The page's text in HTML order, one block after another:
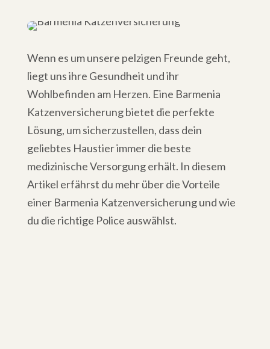
Wenn es um unsere pelzigen Freunde geht,
liegt uns ihre Gesundheit und ihr
Wohlbefinden am Herzen. Eine Barmenia
Katzenversicherung bietet die perfekte
Lösung, um sicherzustellen, dass dein
geliebtes Haustier immer die beste
medizinische Versorgung erhält. In diesem
Artikel erfährst du mehr über die Vorteile
einer Barmenia Katzenversicherung und wie
du die richtige Police auswählst.